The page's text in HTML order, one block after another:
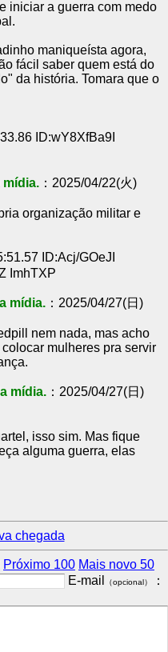
iniciar a guerra com medo
maniqueísta agora,
fácil saber quem está do
da história. Tomara que o
ID:wY8XfBa9I
mídia. ：2025/04/22(火)
organização militar e
ID:Acj/GOeJI
ImhTXP
mídia. ：2025/04/27(日)
nem nada, mas acho
mulheres pra servir
mídia. ：2025/04/27(日)
isso sim. Mas fique
alguma guerra, elas
chegada
Próximo 100 Mais novo 50
E-mail （opcional） ：